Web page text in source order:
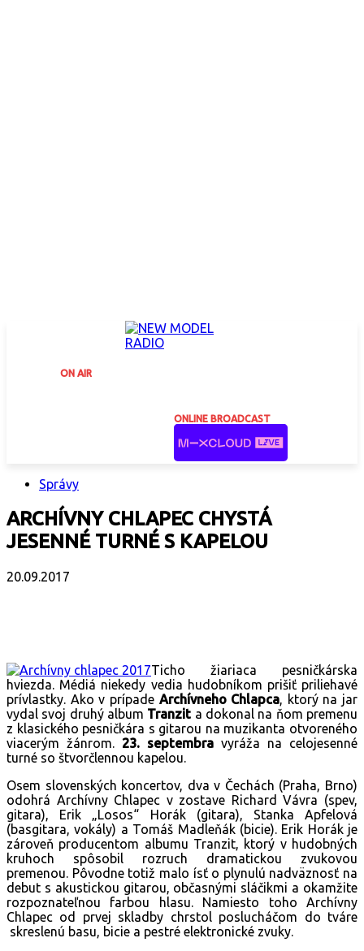
ON AIR
ONLINE BROADCAST
Správy
ARCHÍVNY CHLAPEC CHYSTÁ
JESENNÉ TURNÉ S KAPELOU
20.09.2017
Ticho žiariaca pesničkárska
hviezda. Médiá niekedy vedia hudobníkom prišiť priliehavé
prívlastky. Ako v prípade Archívneho Chlapca, ktorý na jar
vydal svoj druhý album Tranzit a dokonal na ňom premenu
z klasického pesničkára s gitarou na muzikanta otvoreného
viacerým žánrom. 23. septembra vyráža na celojesenné
turné so štvorčlennou kapelou.
Osem slovenských koncertov, dva v Čechách (Praha, Brno)
odohrá Archívny Chlapec v zostave Richard Vávra (spev,
gitara), Erik „Losos“ Horák (gitara), Stanka Apfelová
(basgitara, vokály) a Tomáš Madleňák (bicie). Erik Horák je
zároveň producentom albumu Tranzit, ktorý v hudobných
kruhoch spôsobil rozruch dramatickou zvukovou
premenou. Pôvodne totiž malo ísť o plynulú nadväznosť na
debut s akustickou gitarou, občasnými sláčikmi a okamžite
rozpoznateľnou farbou hlasu. Namiesto toho Archívny
Chlapec od prvej skladby chrstol poslucháčom do tváre
skreslenú basu, bicie a pestré elektronické zvuky.